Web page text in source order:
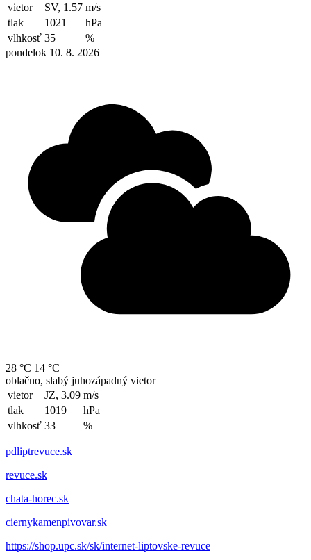
vietor
SV, 1.57 m/s
tlak
1021
hPa
vlhkosť 35
%
pondelok 10. 8. 2026
28 °C 14 °C
oblačno, slabý juhozápadný vietor
vietor
JZ, 3.09 m/s
tlak
1019
hPa
vlhkosť 33 %
pdliptrevuce.sk
revuce.sk
chata-horec.sk
ciernykamenpivovar.sk
https://shop.upc.sk/sk/internet-liptovske-revuce